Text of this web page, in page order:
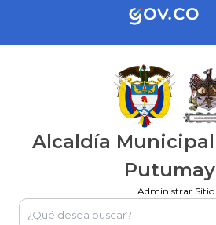
Alcaldía
Administrar Sitio